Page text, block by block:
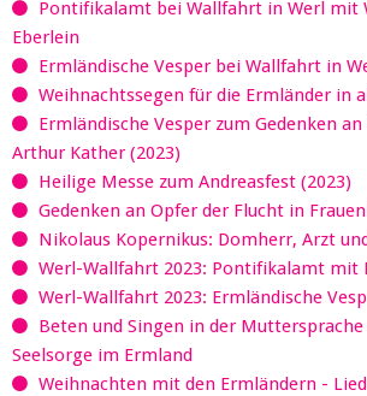
Pontifikalamt bei Wallfahrt in Werl mit
Eberlein
Ermländische Vesper bei Wallfahrt in
Weihnachtssegen für die Ermländer in
Ermländische Vesper zum Gedenken
Arthur Kather (2023)
Heilige Messe zum Andreasfest (2023)
Gedenken an Opfer der Flucht in
Nikolaus Kopernikus: Domherr, Arzt
Werl-Wallfahrt 2023: Pontifikalamt mit
Werl-Wallfahrt 2023: Ermländische
Beten und Singen in der
Seelsorge im Ermland
Weihnachten mit den Ermländern -